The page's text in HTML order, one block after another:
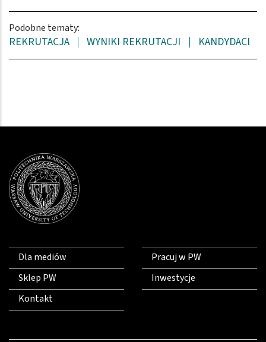
Podobne tematy:
REKRUTACJA WYNIKI REKRUTACJI KANDYDACI
Dla mediów
Sklep PW
Kontakt
Pracuj w PW
Inwestycje